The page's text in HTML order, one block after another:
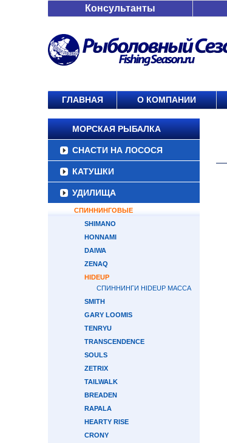
Консультанты
ГЛАВНАЯ О КОМПАНИИ
МОРСКАЯ РЫБАЛКА
СНАСТИ НА ЛОСОСЯ
КАТУШКИ
УДИЛИЩА
СПИННИНГОВЫЕ
SHIMANO
HONNAMI
DAIWA
ZENAQ
HIDEUP
СПИННИНГИ HIDEUP MACCA
SMITH
GARY LOOMIS
TENRYU
TRANSCENDENCE
SOULS
ZETRIX
TAILWALK
BREADEN
RAPALA
HEARTY RISE
CRONY